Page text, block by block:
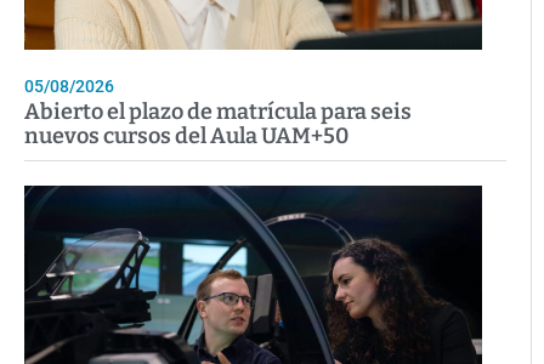
05/08/2026
Abierto el plazo de matrícula para seis
nuevos cursos del Aula UAM+50